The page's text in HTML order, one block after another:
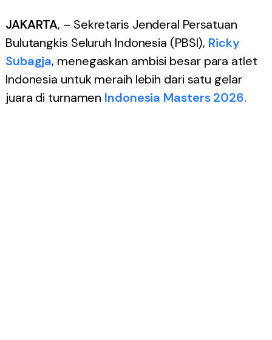
JAKARTA, – Sekretaris Jenderal Persatuan
Bulutangkis Seluruh Indonesia (PBSI), Ricky
Subagja, menegaskan ambisi besar para atlet
Indonesia untuk meraih lebih dari satu gelar
juara di turnamen Indonesia Masters 2026.